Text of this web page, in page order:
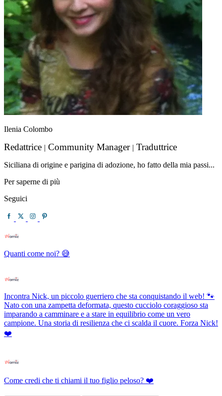
Ilenia Colombo
Redattrice | Community Manager | Traduttrice
Siciliana di origine e parigina di adozione, ho fatto della mia passi...
Per saperne di più
Seguici
Quanti come noi? 😅
Incontra Nick, un piccolo guerriero che sta conquistando il web! 🐾
Nato con una zampetta deformata, questo cucciolo coraggioso sta
imparando a camminare e a stare in equilibrio come un vero
campione. Una storia di resilienza che ci scalda il cuore. Forza Nick!
❤️
Come credi che ti chiami il tuo figlio peloso? ❤️